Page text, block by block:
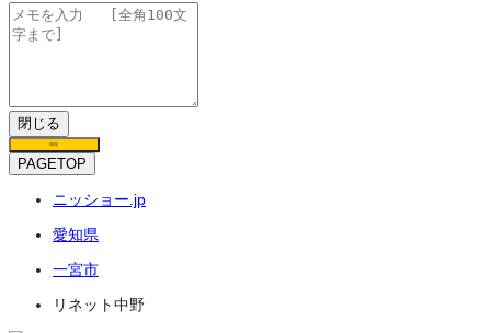
閉じる
保存
PAGETOP
ニッショー.jp
愛知県
一宮市
リネット中野